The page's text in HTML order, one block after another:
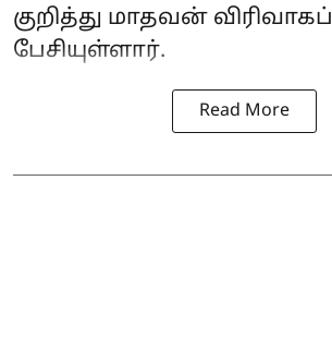
குறித்து மாதவன் விரிவாகப்
பேசியுள்ளார்.
Read More